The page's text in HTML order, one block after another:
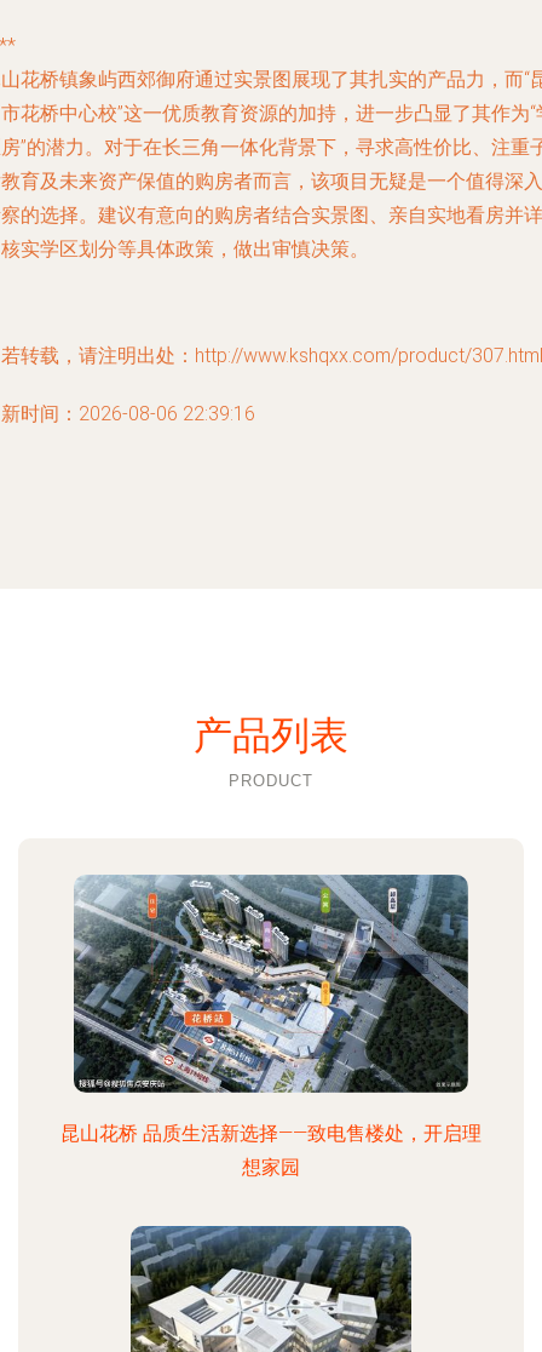
花桥镇象屿西郊御府通过实景图展现了其扎实的产品力，而“
花桥中心校”这一优质教育资源的加持，进一步凸显了其作为“
”的潜力。对于在长三角一体化背景下，寻求高性价比、注重
育及未来资产保值的购房者而言，该项目无疑是一个值得深入
的选择。建议有意向的购房者结合实景图、亲自实地看房并详
实学区划分等具体政策，做出审慎决策。
转载，请注明出处：http://www.kshqxx.com/product/307.html
时间：2026-08-06 22:39:16
产品列表
PRODUCT
昆山花桥 品质生活新选择——致电售楼处，开启理
想家园